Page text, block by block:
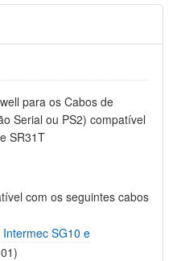
para os Cabos de
Serial ou PS2) compatível
SR31T
com os seguintes cabos
SG10 e